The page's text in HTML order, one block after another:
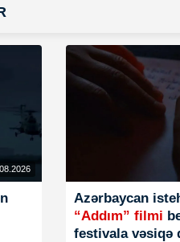
Azərbaycan
“Addım” filmi
festivala vəsiqə